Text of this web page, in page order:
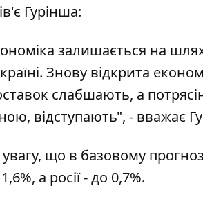
Гурінша:
залишається на
Знову відкрита
слабшають, а
відступають", - вважає
увагу, що в базовому
а росії - до 0,7%.